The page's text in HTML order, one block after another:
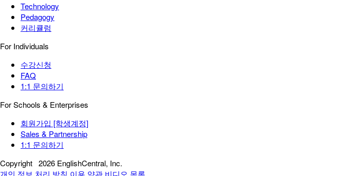
Technology
Pedagogy
커리큘럼
For Individuals
수강신청
FAQ
1:1 문의하기
For Schools & Enterprises
회원가입 [학생계정]
Sales & Partnership
1:1 문의하기
Copyright 2026 EnglishCentral, Inc.